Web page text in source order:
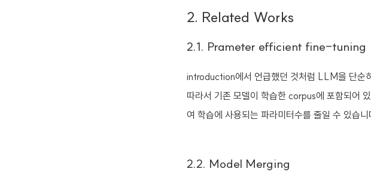
2. Related Works
2.1. Prameter efficient fine-tuning
introduction에서 언급했던 것처럼 LLM을 단순
따라서 기존 모델이 학습한 corpus에 포함되어
여 학습에 사용되는 파라미터수를 줄일 수 있습니
2.2. Model Merging